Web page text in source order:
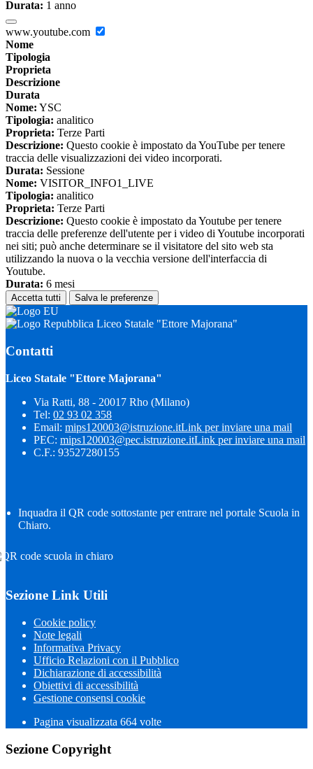
Durata: 1 anno
www.youtube.com
Nome
Tipologia
Proprieta
Descrizione
Durata
Nome: YSC
Tipologia: analitico
Proprieta: Terze Parti
Descrizione: Questo cookie è impostato da YouTube per tenere
traccia delle visualizzazioni dei video incorporati.
Durata: Sessione
Nome: VISITOR_INFO1_LIVE
Tipologia: analitico
Proprieta: Terze Parti
Descrizione: Questo cookie è impostato da Youtube per tenere
traccia delle preferenze dell'utente per i video di Youtube incorporati
nei siti; può anche determinare se il visitatore del sito web sta
utilizzando la nuova o la vecchia versione dell'interfaccia di
Youtube.
Durata: 6 mesi
Accetta tutti Salva le preferenze
Liceo Statale "Ettore Majorana"
Contatti
Liceo Statale "Ettore Majorana"
Via Ratti, 88 - 20017 Rho (Milano)
Tel: 02 93 02 358
Email: mips120003@istruzione.itLink per inviare una mail
PEC: mips120003@pec.istruzione.itLink per inviare una mail
C.F.: 93527280155
Inquadra il QR code sottostante per entrare nel portale Scuola in
Chiaro.
Sezione Link Utili
Cookie policy
Note legali
Informativa Privacy
Ufficio Relazioni con il Pubblico
Dichiarazione di accessibilità
Obiettivi di accessibilità
Gestione consensi cookie
Pagina visualizzata 664 volte
Sezione Copyright